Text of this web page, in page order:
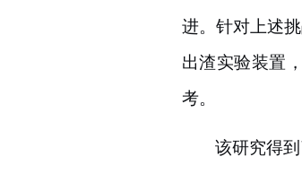
进。针对上述
出渣实验装置
考。
该研究得